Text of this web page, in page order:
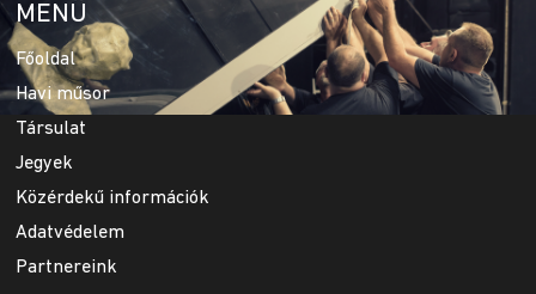
MENÜ
Főoldal
Havi műsor
Társulat
Jegyek
Közérdekű információk
Adatvédelem
Partnereink